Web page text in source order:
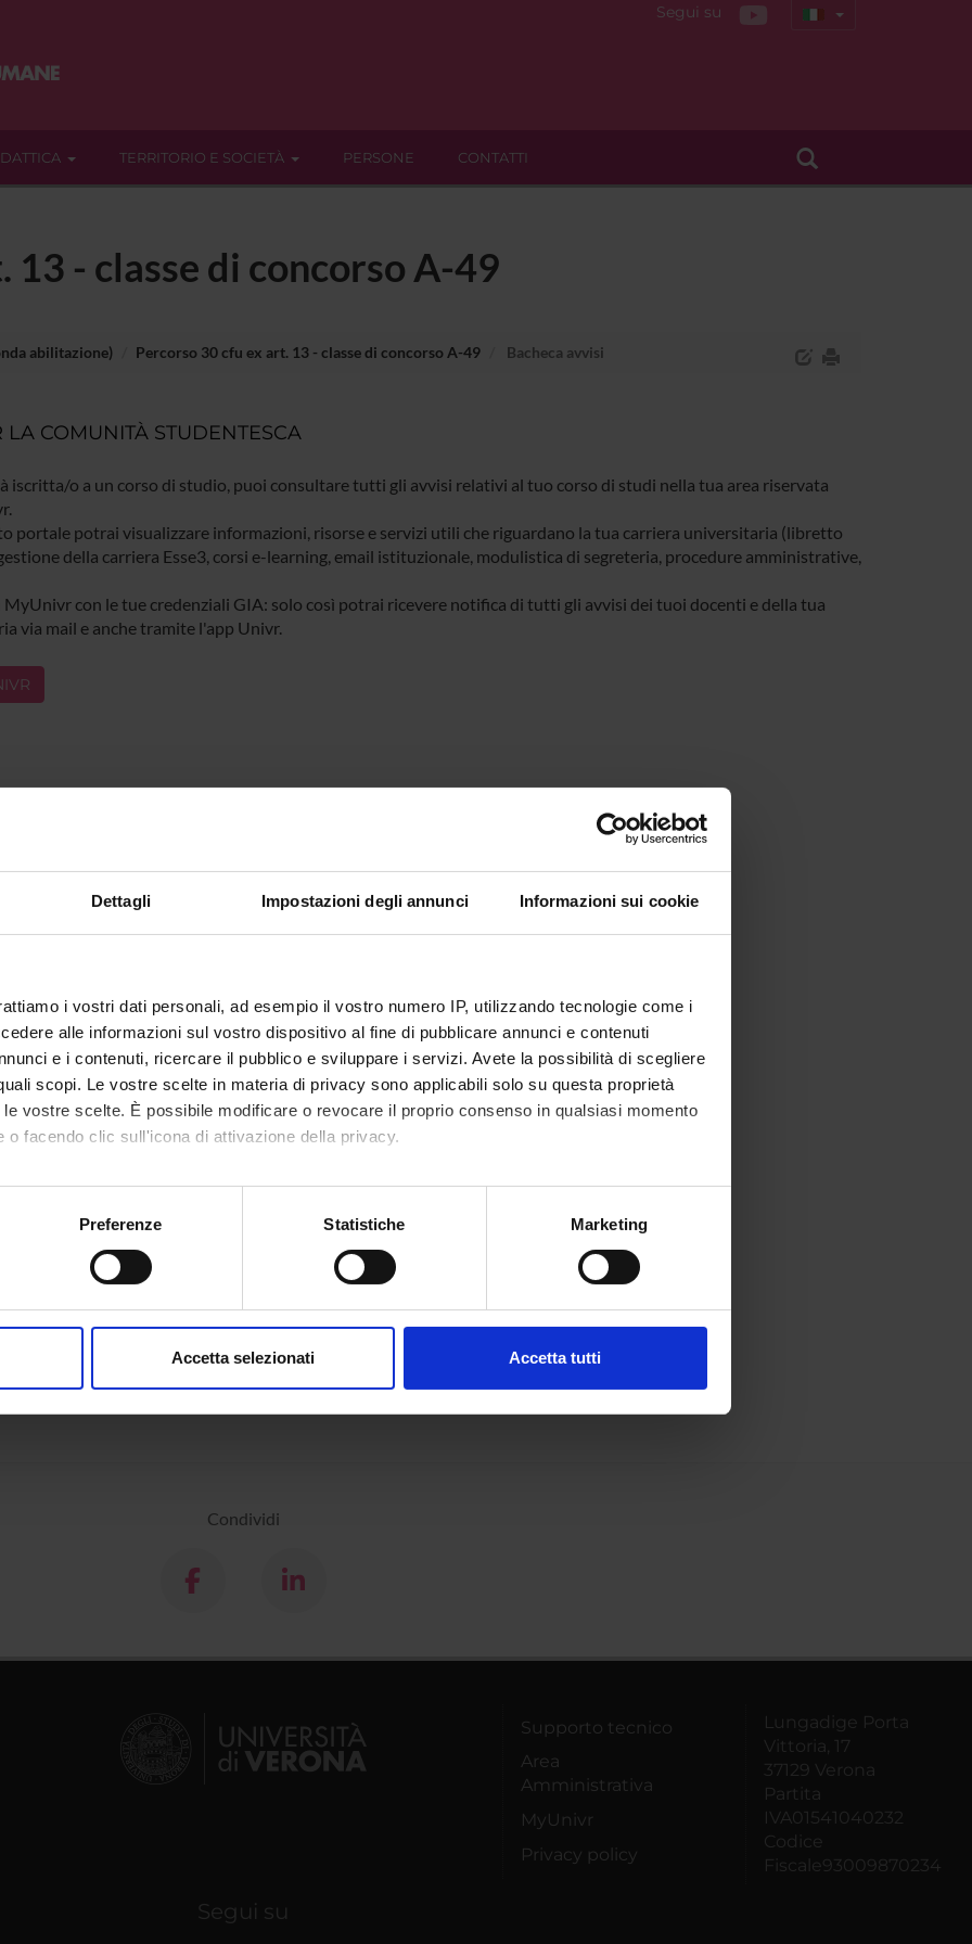
Dettagli Impostazioni degli annunci Informazioni sui cookie
i vostri dati personali, ad esempio il vostro numero IP, utilizzando tecnologie come i
alle informazioni sul vostro dispositivo al fine di pubblicare annunci e contenuti
e i contenuti, ricercare il pubblico e sviluppare i servizi. Avete la possibilità di scegliere
scopi. Le vostre scelte in materia di privacy sono applicabili solo su questa proprietà
vostre scelte. È possibile modificare o revocare il proprio consenso in qualsiasi momento
o facendo clic sull'icona di attivazione della privacy.
anche:
sulla tua posizione geografica, con un'approssimazione di qualche metro,
in qualsiasi momento dalla Dichiarazione sui cookie.
Preferenze Statistiche Marketing
Accetta selezionati Accetta tutti
Segui su
TERRITORIO E SOCIETÀ PERSONE CONTATTI
13 - classe di concorso A-49
abilitazione) Percorso 30 cfu ex art. 13 - classe di concorso A-49 Bacheca avvisi
LA COMUNITÀ STUDENTESCA
iscritta/o a un corso di studio, puoi consultare tutti gli avvisi relativi al tuo corso di studi nella tua area riservata
portale potrai visualizzare informazioni, risorse e servizi utili che riguardano la tua carriera universitaria (libretto
della carriera Esse3, corsi e-learning, email istituzionale, modulistica di segreteria, procedure amministrative,
MyUnivr con le tue credenziali GIA: solo così potrai ricevere notifica di tutti gli avvisi dei tuoi docenti e della tua
via mail e anche tramite l'app Univr.
Condividi
Supporto tecnico
Area
Amministrativa
MyUnivr
Privacy policy
Lungadige Porta
Vittoria, 17
37129 Verona
Partita
IVA01541040232
Codice
Fiscale93009870234
Segui su